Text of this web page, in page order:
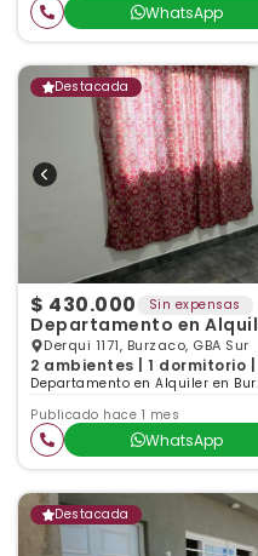
WhatsApp
Destacada
$ 430.000 Sin expensas
Departamento en
Derqui 1171, Burzaco, GBA Sur
2 ambientes | 1 dormitorio |
Departamento en Alquiler en
Publicado hace 1 mes
WhatsApp
Destacada